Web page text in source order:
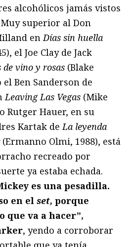
alcohólicos jamás vistos
superior al Don
enDías sin huella
el Joe Clay de Jack
de vino y rosas (Blake
el Ben Sanderson de
Leaving Las Vegas (Mike
Rutger Hauer, en su
Kartak deLa leyenda
(Ermanno Olmi, 1988), está
recreado por
ya estaba echada.
es una pesadilla.
en el set, porque
que va a hacer”,
, yendo a corroborar